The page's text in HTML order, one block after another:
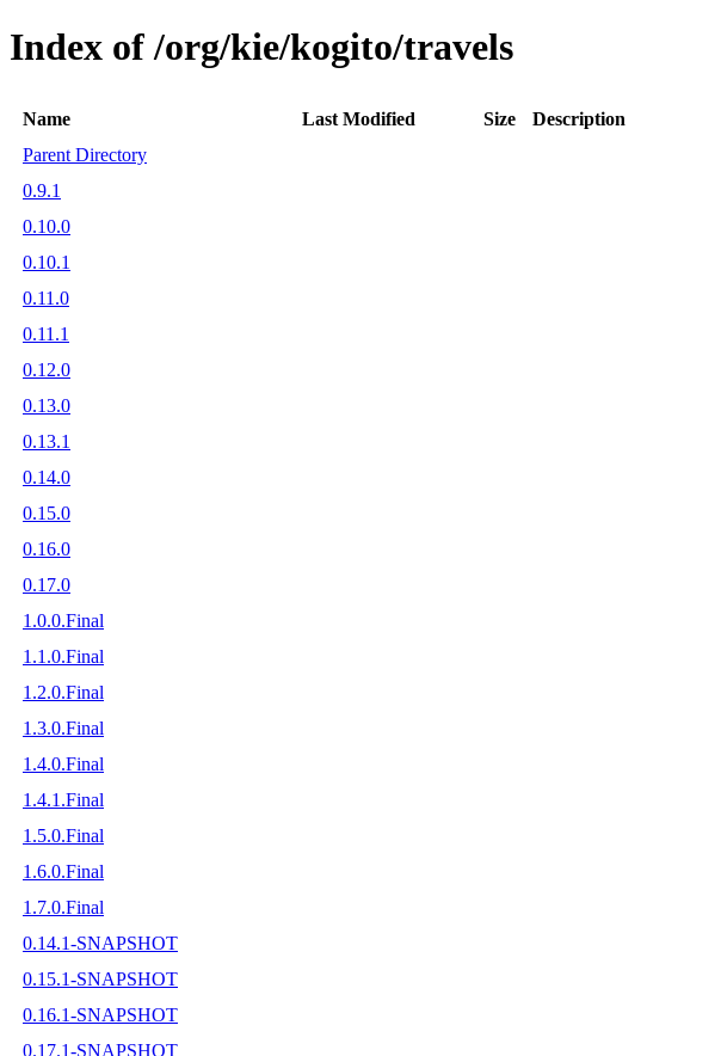
Index of /org/kie/kogito/travels
Name Last Modified Size
Description
Parent Directory
0.9.1
0.10.0
0.10.1
0.11.0
0.11.1
0.12.0
0.13.0
0.13.1
0.14.0
0.15.0
0.16.0
0.17.0
1.0.0.Final
1.1.0.Final
1.2.0.Final
1.3.0.Final
1.4.0.Final
1.4.1.Final
1.5.0.Final
1.6.0.Final
1.7.0.Final
0.14.1-SNAPSHOT
0.15.1-SNAPSHOT
0.16.1-SNAPSHOT
0.17.1-SNAPSHOT